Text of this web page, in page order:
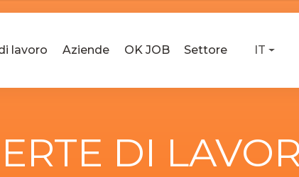
lavoro Aziende OK JOB Settore IT
DI